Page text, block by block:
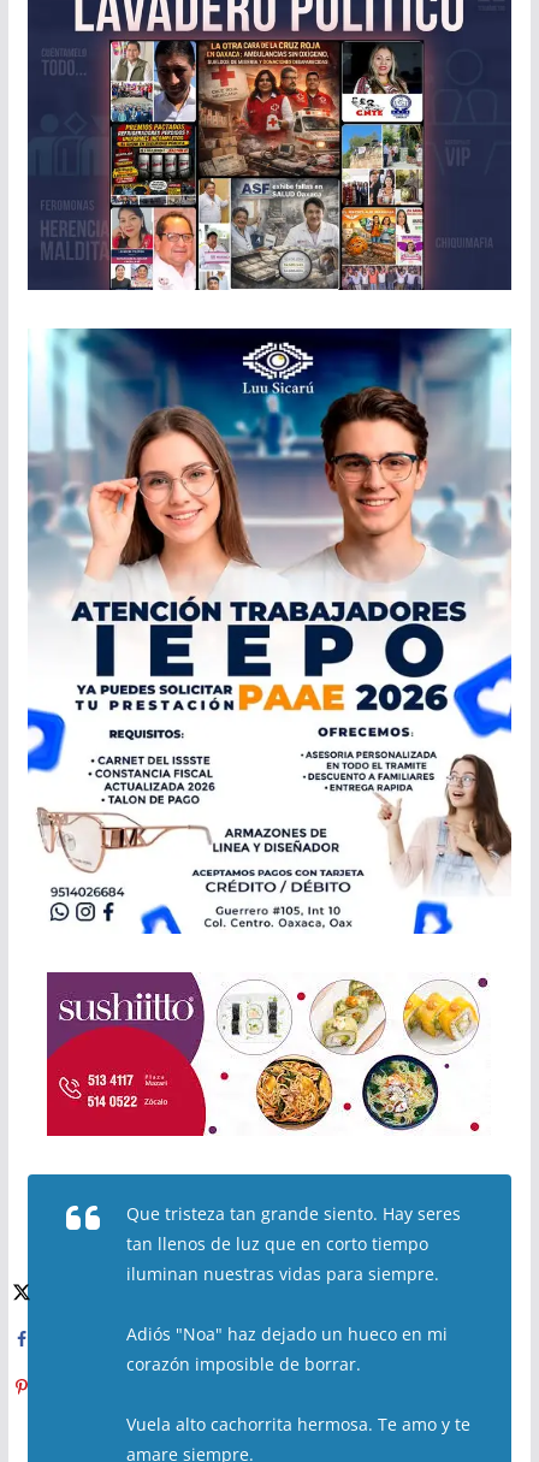
Que tristeza tan grande siento. Hay seres
tan llenos de luz que en corto tiempo
iluminan nuestras vidas para siempre.
Adiós "Noa" haz dejado un hueco en mi
corazón imposible de borrar.
Vuela alto cachorrita hermosa. Te amo y te
amare siempre.